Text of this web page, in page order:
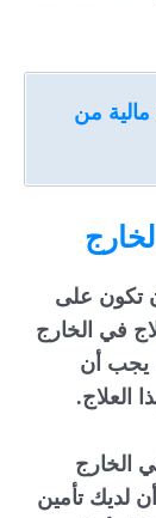
من
تكون على
في الخارج
يجب أن
لديك تأمين